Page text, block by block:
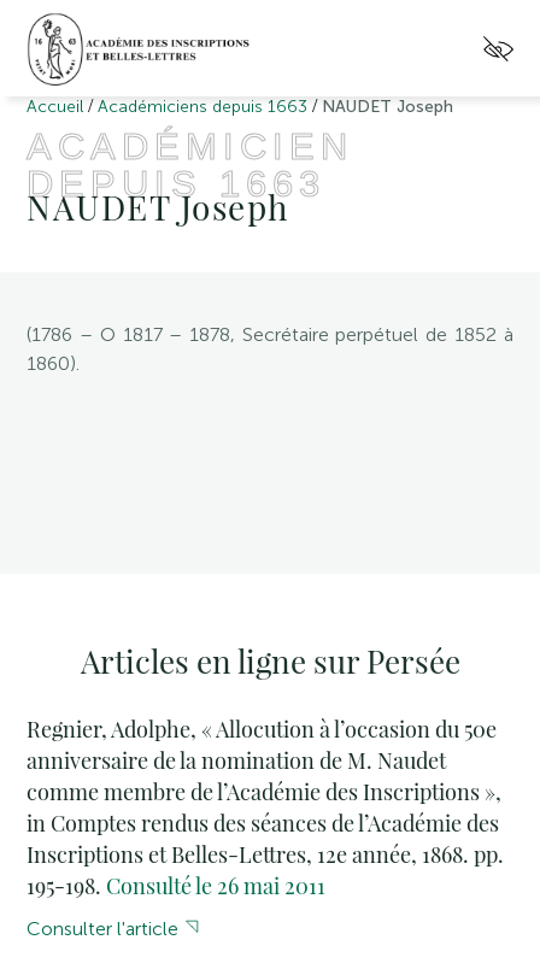
Accueil /Académiciens depuis 1663 / NAUDET Joseph
ACADÉMICIEN
DEPUIS 1663
NAUDET Joseph
(1786 – O 1817 – 1878, Secrétaire perpétuel de 1852 à
1860).
Articles en ligne sur Persée
Regnier, Adolphe, « Allocution à l’occasion du 50e
anniversaire de la nomination de M. Naudet
comme membre de l’Académie des Inscriptions »,
in Comptes rendus des séances de l’Académie des
Inscriptions et Belles-Lettres, 12e année, 1868. pp.
195-198. Consulté le 26 mai 2011
Consulter l'article